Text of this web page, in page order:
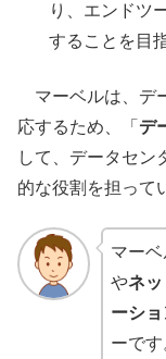
り、エンドツ
することを目
マーベルは、デ
応するため、「 デ
して、データセン
的な役割を担って
マーベ
やネッ
ーショ
ーで